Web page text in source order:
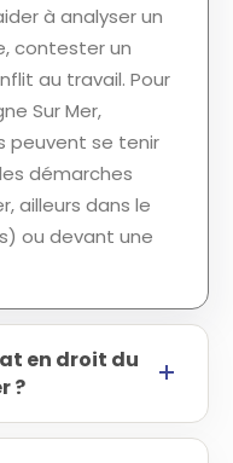
à analyser un
contester un
au travail. Pour
Sur Mer,
peuvent se tenir
démarches
ailleurs dans le
ou devant une
en droit du
?